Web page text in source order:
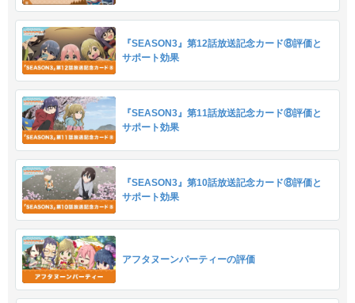
『SEASON3』第12話放送記念カード⑧評価と
サポート効果
『SEASON3』第11話放送記念カード⑧評価と
サポート効果
『SEASON3』第10話放送記念カード⑧評価と
サポート効果
アフタヌーンパーティーの評価